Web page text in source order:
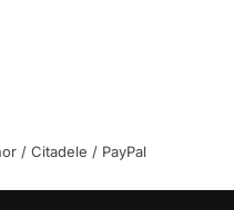
/ Citadele / PayPal